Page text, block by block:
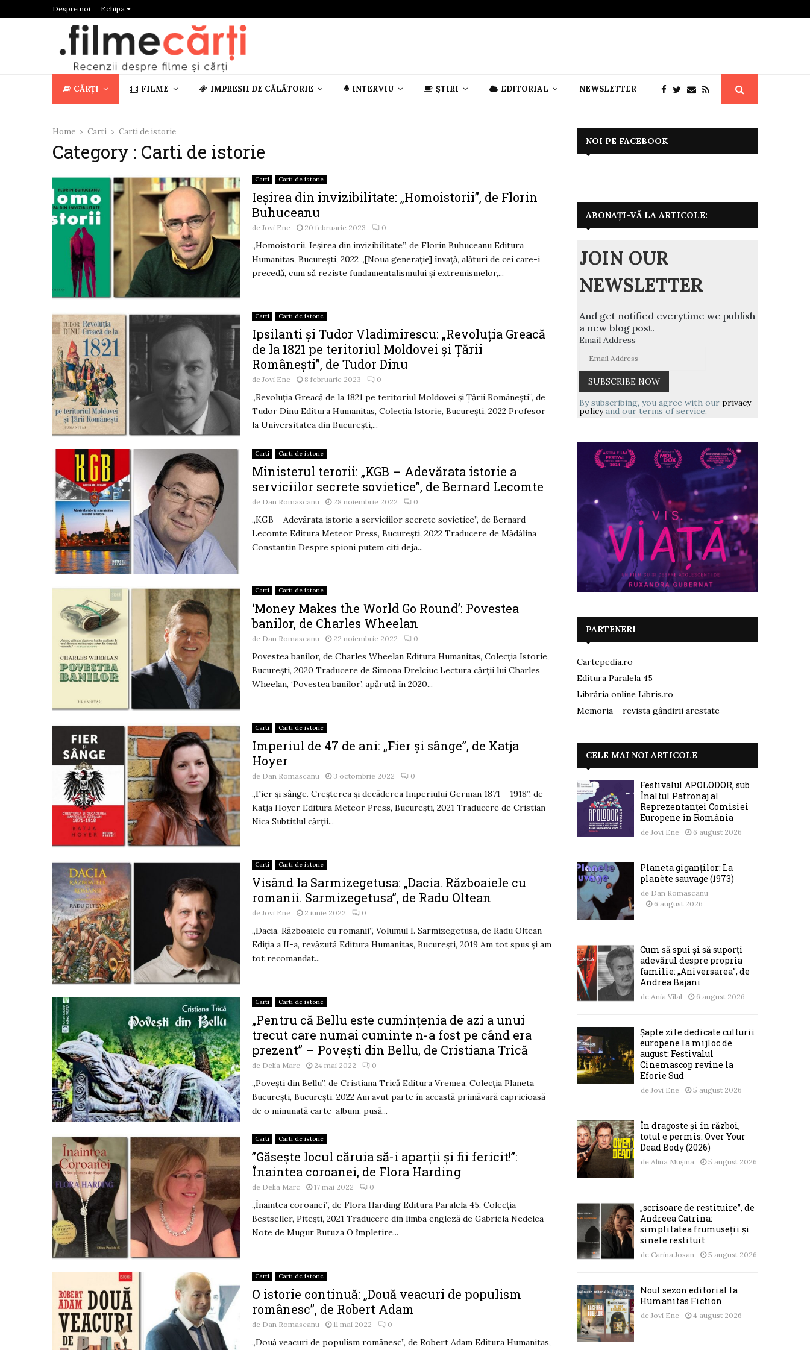
Despre noi Echipa
CĂRȚI FILME IMPRESII DE CĂLĂTORIE INTERVIU ȘTIRI EDITORIAL NEWSLETTER
Home Carti Carti de istorie
Category : Carti de istorie
Carti Carti de istorie
Ieșirea din invizibilitate: „Homoistorii”, de Florin
Buhuceanu
de Jovi Ene 20 februarie 2023 0
„Homoistorii. Ieșirea din invizibilitate”, de Florin Buhuceanu Editura
Humanitas, București, 2022 „[Noua generație] învață, alături de cei care-i
precedă, cum să reziste fundamentalismului și extremismelor,...
Carti Carti de istorie
Ipsilanti și Tudor Vladimirescu: „Revoluția Greacă
de la 1821 pe teritoriul Moldovei și Țării
Românești”, de Tudor Dinu
deJovi Ene 8 februarie 2023 0
„Revoluția Greacă de la 1821 pe teritoriul Moldovei și Țării Românești”, de
Tudor Dinu Editura Humanitas, Colecția Istorie, București, 2022 Profesor
la Universitatea din București,...
Carti Carti de istorie
Ministerul terorii: „KGB – Adevărata istorie a
serviciilor secrete sovietice”, de Bernard Lecomte
de Dan Romascanu 28 noiembrie 2022 0
„KGB – Adevărata istorie a serviciilor secrete sovietice”, de Bernard
Lecomte Editura Meteor Press, București, 2022 Traducere de Mădălina
Constantin Despre spioni putem citi deja...
Carti Carti de istorie
‘Money Makes the World Go Round’: Povestea
banilor, de Charles Wheelan
de Dan Romascanu 22 noiembrie 2022 0
Povestea banilor, de Charles Wheelan Editura Humanitas, Colecția Istorie,
București, 2020 Traducere de Simona Drelciuc Lectura cărții lui Charles
Wheelan, ‘Povestea banilor’, apărută în 2020...
Carti Carti de istorie
Imperiul de 47 de ani: „Fier și sânge”, de Katja
Hoyer
de Dan Romascanu 3 octombrie 2022 0
„Fier și sânge. Creșterea și decăderea Imperiului German 1871 – 1918”, de
Katja Hoyer Editura Meteor Press, București, 2021 Traducere de Cristian
Nica Subtitlul cărții...
Carti Carti de istorie
Visând la Sarmizegetusa: „Dacia. Războaiele cu
romanii. Sarmizegetusa”, de Radu Oltean
deJovi Ene 2 iunie 2022 0
„Dacia. Războaiele cu romanii”, Volumul I. Sarmizegetusa, de Radu Oltean
Ediția a II-a, revăzută Editura Humanitas, București, 2019 Am tot spus și am
tot recomandat...
Carti Carti de istorie
„Pentru că Bellu este cumințenia de azi a unui
trecut care numai cuminte n-a fost pe când era
prezent” – Povești din Bellu, de Cristiana Trică
de Delia Marc 24 mai 2022 0
„Povești din Bellu”, de Cristiana Trică Editura Vremea, Colecția Planeta
București, București, 2022 Am avut parte în această primăvară capricioasă
de o minunată carte-album, pusă...
Carti Carti de istorie
”Găsește locul căruia să-i aparții și fii fericit!”:
Înaintea coroanei, de Flora Harding
de Delia Marc 17 mai 2022 0
„Înaintea coroanei”, de Flora Harding Editura Paralela 45, Colecția
Bestseller, Pitești, 2021 Traducere din limba engleză de Gabriela Nedelea
Note de Mugur Butuza O împletire...
Carti Carti de istorie
O istorie continuă: „Două veacuri de populism
românesc”, de Robert Adam
de Dan Romascanu 11 mai 2022 0
„Două veacuri de populism românesc”, de Robert Adam Editura Humanitas,
NOI PE FACEBOOK
ABONAȚI-VĂ LA ARTICOLE:
JOIN OUR
NEWSLETTER
And get notified everytime we publish
a new blog post.
Email Address
By subscribing, you agree with our privacy
policyand our terms of service.
PARTENERI
Cartepedia.ro
Editura Paralela 45
Librăria online Libris.ro
Memoria – revista gândirii arestate
CELE MAI NOI ARTICOLE
Festivalul APOLODOR, sub
Înaltul Patronaj al
Reprezentanței Comisiei
Europene în România
de Jovi Ene 6 august 2026
Planeta giganților: La
planète sauvage (1973)
de Dan Romascanu
6 august 2026
Cum să spui și să suporți
adevărul despre propria
familie: „Aniversarea”, de
Andrea Bajani
de Ania Vilal 6 august 2026
Șapte zile dedicate culturii
europene la mijloc de
august: Festivalul
Cinemascop revine la
Eforie Sud
de Jovi Ene 5 august 2026
În dragoste și în război,
totul e permis: Over Your
Dead Body (2026)
de Alina Mușina 5 august 2026
„scrisoare de restituire”, de
Andreea Catrina:
simplitatea frumuseții și
sinele restituit
de Carina Josan 5 august 2026
Noul sezon editorial la
Humanitas Fiction
de Jovi Ene 4 august 2026